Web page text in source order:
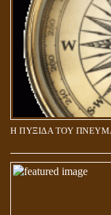
Η ΠΥΞΙΔΑ ΤΟΥ